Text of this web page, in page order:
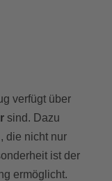
verfügt über
sind. Dazu
die nicht nur
ist der
ermöglicht.